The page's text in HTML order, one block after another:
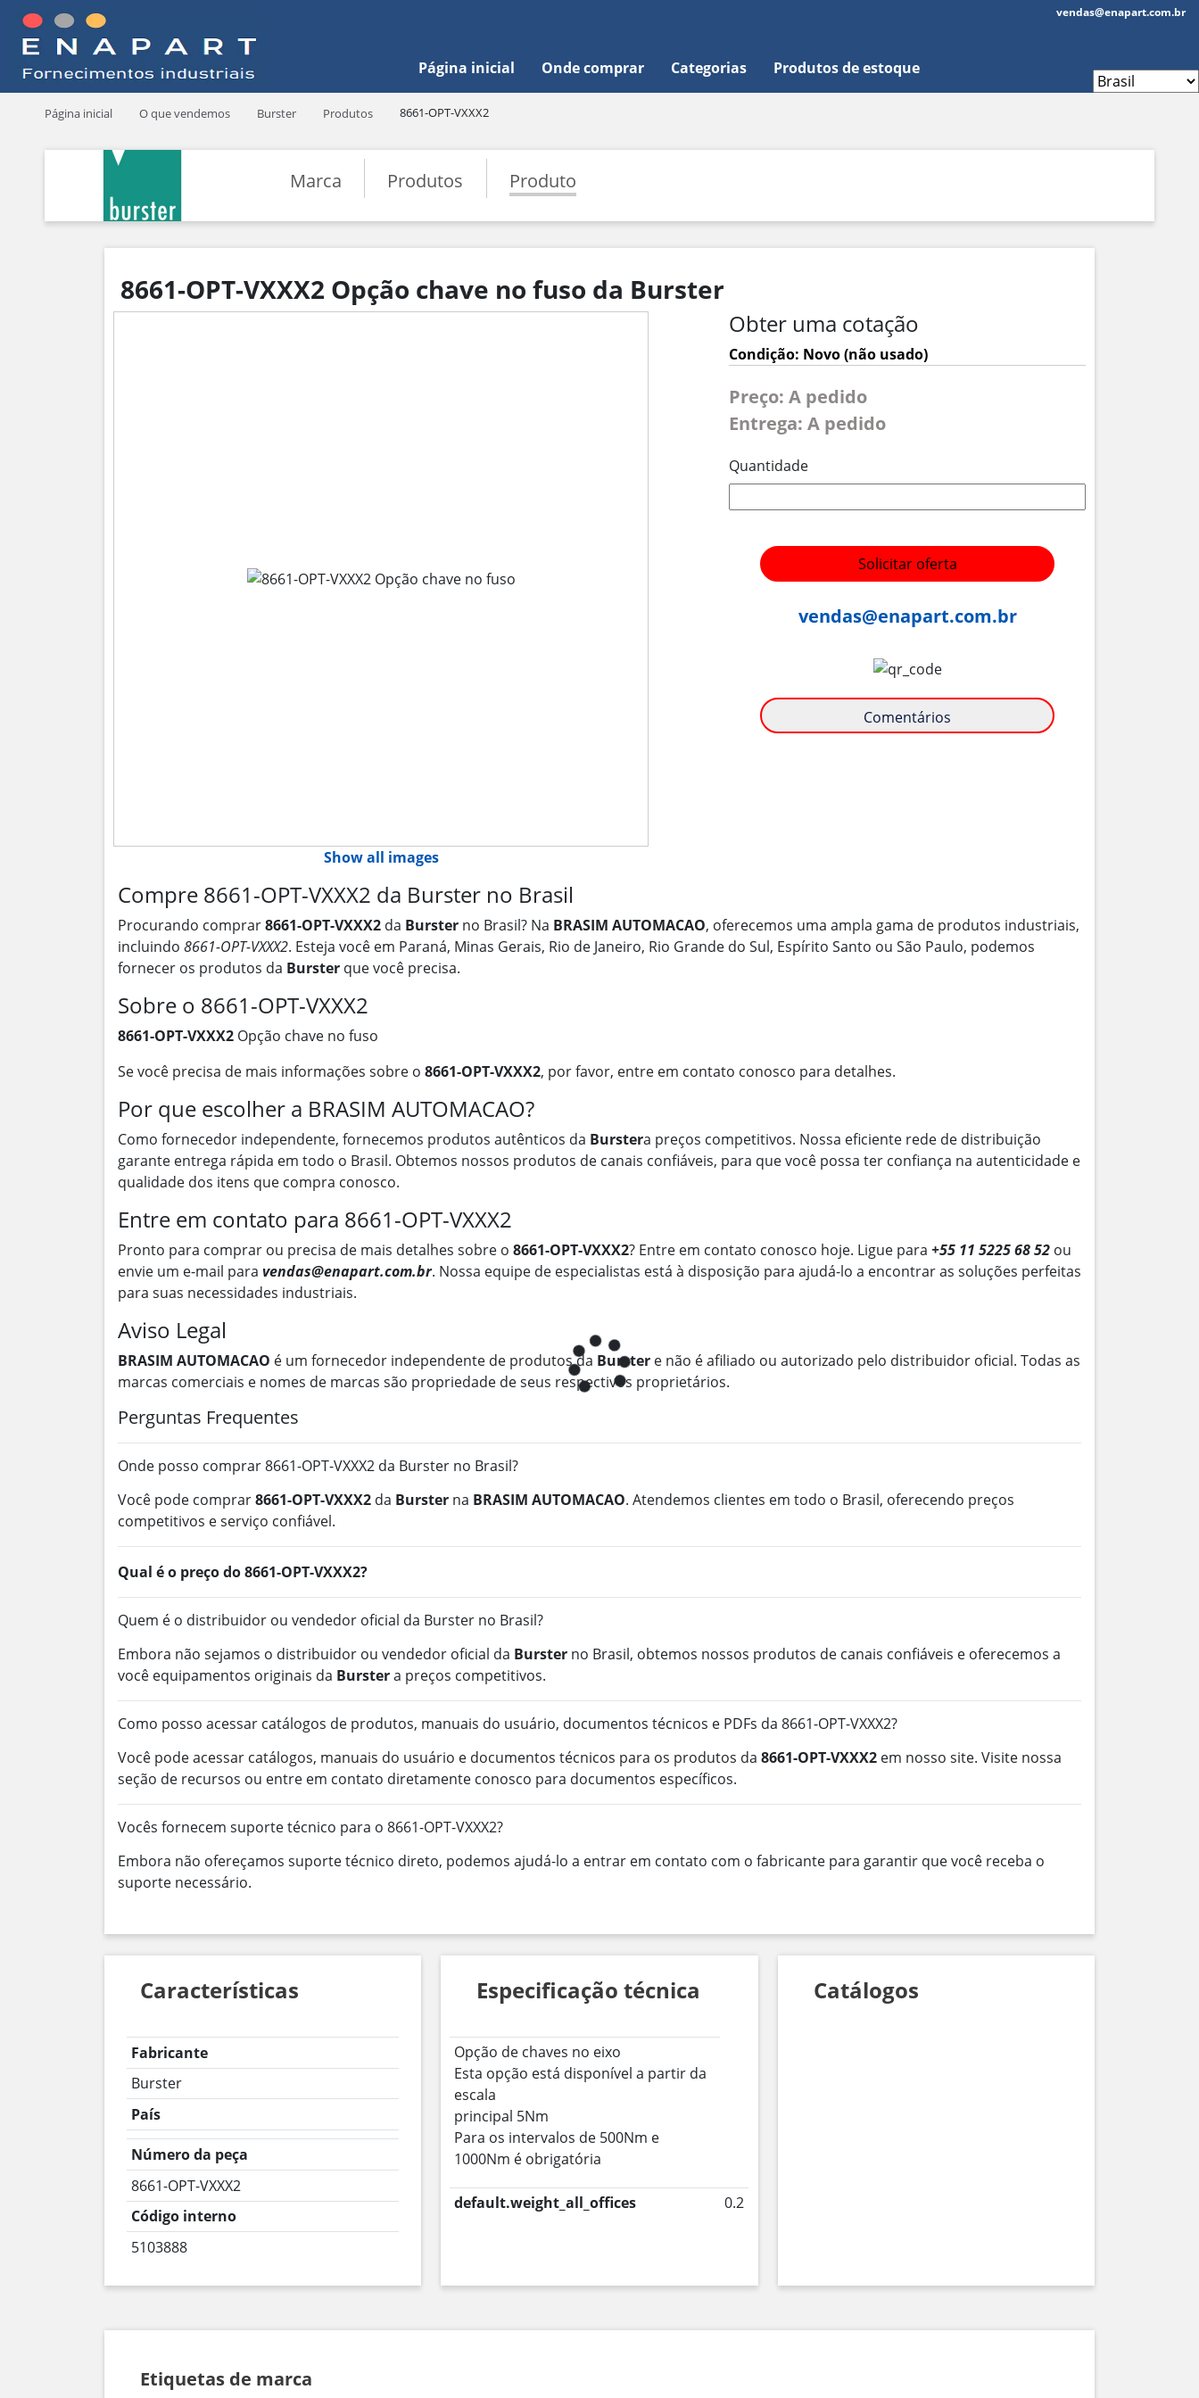
Página inicial Onde comprar Categorias Produtos de estoque
vendas@enapart.com.br
Página inicial O que vendemos Burster Produtos 8661-OPT-VXXX2
Marca Produtos Produto
8661-OPT-VXXX2 Opção chave no fuso da Burster
Show all images
Obter uma cotação
Condição: Novo (não usado)
Preço: A pedido
Entrega: A pedido
Quantidade
Solicitar oferta
vendas@enapart.com.br
Comentários
Compre 8661-OPT-VXXX2 da Burster no Brasil
Procurando comprar8661-OPT-VXXX2 da Burster no Brasil? Na BRASIM AUTOMACAO, oferecemos uma ampla gama de produtos industriais,
incluindo 8661-OPT-VXXX2. Esteja você em Paraná, Minas Gerais, Rio de Janeiro, Rio Grande do Sul, Espírito Santo ou São Paulo, podemos
fornecer os produtos da Burster que você precisa.
Sobre o 8661-OPT-VXXX2
8661-OPT-VXXX2 Opção chave no fuso
Se você precisa de mais informações sobre o 8661-OPT-VXXX2, por favor, entre em contato conosco para detalhes.
Por que escolher a BRASIM AUTOMACAO?
Como fornecedor independente, fornecemos produtos autênticos da Burstera preços competitivos. Nossa eficiente rede de distribuição
garante entrega rápida em todo o Brasil. Obtemos nossos produtos de canais confiáveis, para que você possa ter confiança na autenticidade e
qualidade dos itens que compra conosco.
Entre em contato para 8661-OPT-VXXX2
Pronto para comprar ou precisa de mais detalhes sobre o 8661-OPT-VXXX2? Entre em contato conosco hoje. Ligue para +55 11 5225 68 52 ou
envie um e-mail para vendas@enapart.com.br. Nossa equipe de especialistas está à disposição para ajudá-lo a encontrar as soluções perfeitas
para suas necessidades industriais.
Aviso Legal
BRASIM AUTOMACAO é um fornecedor independente de produtos da Burster e não é afiliado ou autorizado pelo distribuidor oficial. Todas as
marcas comerciais e nomes de marcas são propriedade de seus respectivos proprietários.
Perguntas Frequentes
Onde posso comprar 8661-OPT-VXXX2 da Burster no Brasil?
Você pode comprar8661-OPT-VXXX2 da Burster na BRASIM AUTOMACAO. Atendemos clientes em todo o Brasil, oferecendo preços
competitivos e serviço confiável.
Qual é o preço do 8661-OPT-VXXX2?
Quem é o distribuidor ou vendedor oficial da Burster no Brasil?
Embora não sejamos o distribuidor ou vendedor oficial da Burster no Brasil, obtemos nossos produtos de canais confiáveis e oferecemos a
você equipamentos originais da Burstera preços competitivos.
Como posso acessar catálogos de produtos, manuais do usuário, documentos técnicos e PDFs da 8661-OPT-VXXX2?
Você pode acessar catálogos, manuais do usuário e documentos técnicos para os produtos da 8661-OPT-VXXX2 em nosso site. Visite nossa
seção de recursos ou entre em contato diretamente conosco para documentos específicos.
Vocês fornecem suporte técnico para o 8661-OPT-VXXX2?
Embora não ofereçamos suporte técnico direto, podemos ajudá-lo a entrar em contato com o fabricante para garantir que você receba o
suporte necessário.
Características
Fabricante
Burster
País
Número da peça
8661-OPT-VXXX2
Código interno
5103888
Especificação técnica
Opção de chaves no eixo
Esta opção está disponível a partir da
escala
principal 5Nm
Para os intervalos de 500Nm e
1000Nm é obrigatória
default.weight_all_offices 0.2
Catálogos
Etiquetas de marca